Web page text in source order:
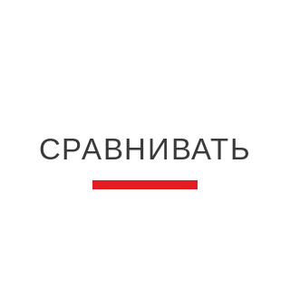
СРАВНИВАТЬ